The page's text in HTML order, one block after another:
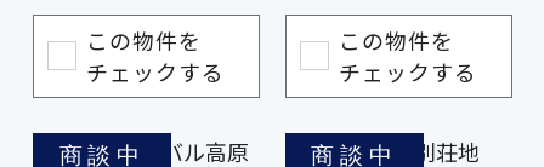
この物件を
チェックする
この物件を
チェックする
商談中 商談中